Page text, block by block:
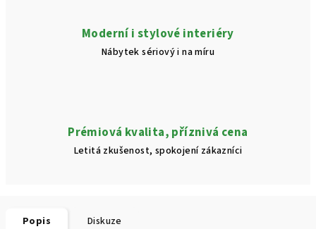
Moderní i stylové interiéry
Nábytek sériový i na míru
Prémiová kvalita, příznivá cena
Letitá zkušenost, spokojení zákazníci
Popis Diskuze